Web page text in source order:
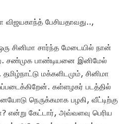
விஜயகாந்த் பேசியதாவது..,
சினிமா சார்ந்த மேடையில் நான்
சண்முக பாண்டியனை இனிமேல்
மக்களிடமும், சினிமா
கள்ளழகர் படத்தில்
நெருக்கமாக பழகி, வீட்டிற்கு
கேட்டார், அவ்வளவு பெரிய